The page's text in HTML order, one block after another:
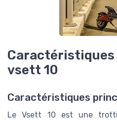
Caractéristiques
vsett 10
Caractéristiques
Le Vsett 10 est une